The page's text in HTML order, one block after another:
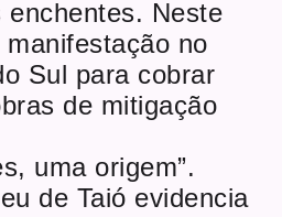
Neste
no
Sul para cobrar
de mitigação
uma origem”.
de Taió evidencia